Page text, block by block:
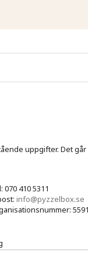
uppgifter. Det
070 410 5311
info@pyzzelbox.se